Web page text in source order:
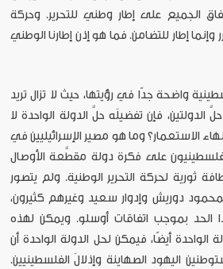
الجميع على إطار وطني للتحرير. وحركة
وإنما إطار للتضامن. فما هو إذن إطارنا الوطني
واضحة جدًا في رؤيتها، حيث لا تزال تريد
الدولتين، فإن تفضيلَه حلَّ الدولة الواحدة لا
الاستعمار؟ وما هو مصير الإسرائيليين في
على فكرة دولة مقطَّعة الأوصال
انعطافة ثورية لحركة التحرير الوطنية. ولم يتصور
دوريش وإدوار سعيد وغيرهم كثيرون،
الحد بموجب اتفاقات أوسلو. ويمكن لهذه
الواحدة أيضًا، فيمكن لحل الدولة الواحدة أن
اليهود الصهاينة وإذلالَ الفلسطينيين.